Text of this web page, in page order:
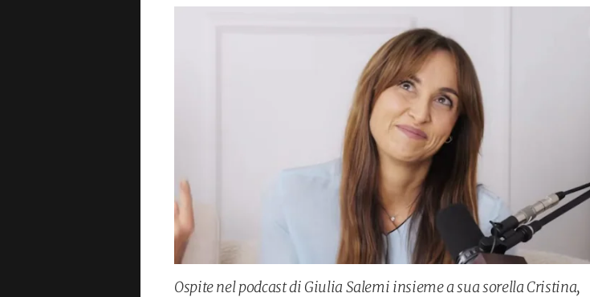
Ospite nel podcast di Giulia Salemi insieme a sua sorella Cristina,